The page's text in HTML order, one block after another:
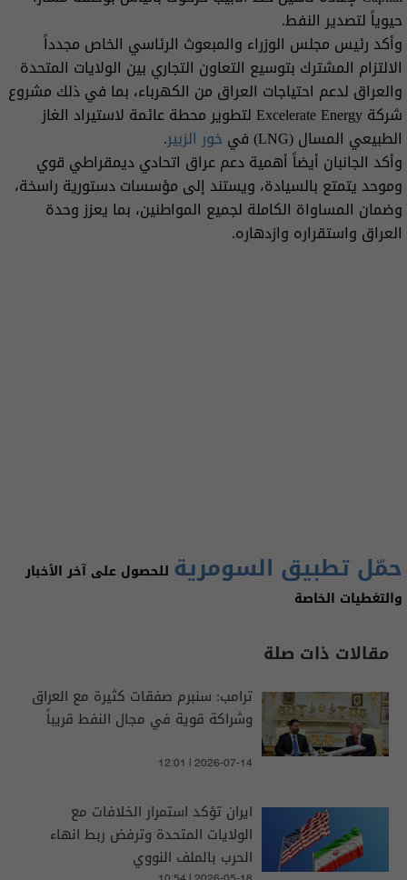
حيوياً لتصدير النفط.
وأكد رئيس مجلس الوزراء والمبعوث الرئاسي الخاص مجدداً
الالتزام المشترك بتوسيع التعاون التجاري بين الولايات المتحدة
والعراق لدعم احتياجات العراق من الكهرباء، بما في ذلك مشروع
شركة Excelerate Energy لتطوير محطة عائمة لاستيراد الغاز
الطبيعي المسال (LNG) في
خور الزبير.
وأكد الجانبان أيضاً أهمية دعم عراق اتحادي ديمقراطي قوي
وموحد يتمتع بالسيادة، ويستند إلى مؤسسات دستورية راسخة،
وضمان المساواة الكاملة لجميع المواطنين، بما يعزز وحدة
العراق واستقراره وازدهاره.
حمّل تطبيق السومرية للحصول على آخر الأخبار
والتغطيات الخاصة
مقالات ذات صلة
ترامب: سنبرم صفقات كثيرة مع العراق
وشراكة قوية في مجال النفط قريباً
12:01 | 2026-07-14
ايران تؤكد استمرار الخلافات مع
الولايات المتحدة وترفض ربط انهاء
الحرب بالملف النووي